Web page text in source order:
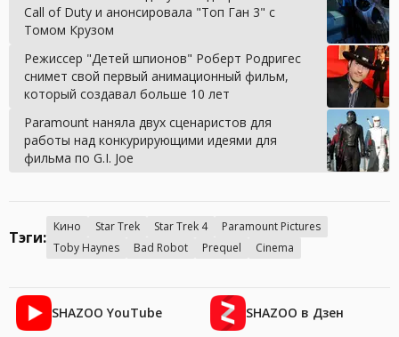
Call of Duty и анонсировала "Топ Ган 3" с
Томом Крузом
Режиссер "Детей шпионов" Роберт Родригес
снимет свой первый анимационный фильм,
который создавал больше 10 лет
Paramount наняла двух сценаристов для
работы над конкурирующими идеями для
фильма по G.I. Joe
Тэги:
Кино Star Trek Star Trek 4
Paramount Pictures
Toby Haynes
Bad Robot Prequel Cinema
SHAZOO YouTube SHAZOO в Дзен